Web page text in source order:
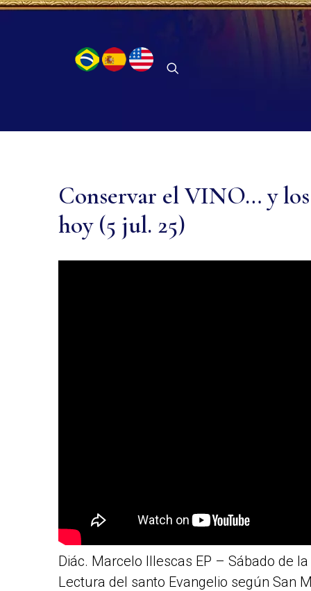
Conservar el VINO… y
hoy (5 jul. 25)
Diác. Marcelo Illescas EP – Sábado de
Lectura del santo Evangelio según San